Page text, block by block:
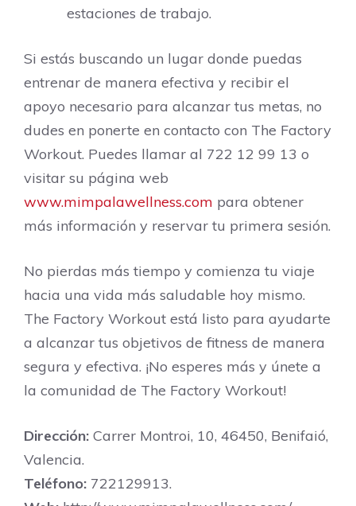
estaciones de trabajo.
Si estás buscando un lugar donde puedas
entrenar de manera efectiva y recibir el
apoyo necesario para alcanzar tus metas, no
dudes en ponerte en contacto con The Factory
Workout. Puedes llamar al 722 12 99 13 o
visitar su página web
www.mimpalawellness.com para obtener
más información y reservar tu primera sesión.
No pierdas más tiempo y comienza tu viaje
hacia una vida más saludable hoy mismo.
The Factory Workout está listo para ayudarte
a alcanzar tus objetivos de fitness de manera
segura y efectiva. ¡No esperes más y únete a
la comunidad de The Factory Workout!
Dirección: Carrer Montroi, 10, 46450, Benifaió,
Valencia.
Teléfono: 722129913.